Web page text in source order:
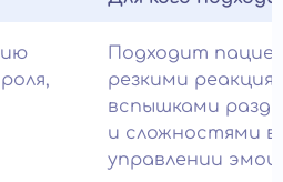
Подходит
резкими
вспышками
и сложностями в
управлении